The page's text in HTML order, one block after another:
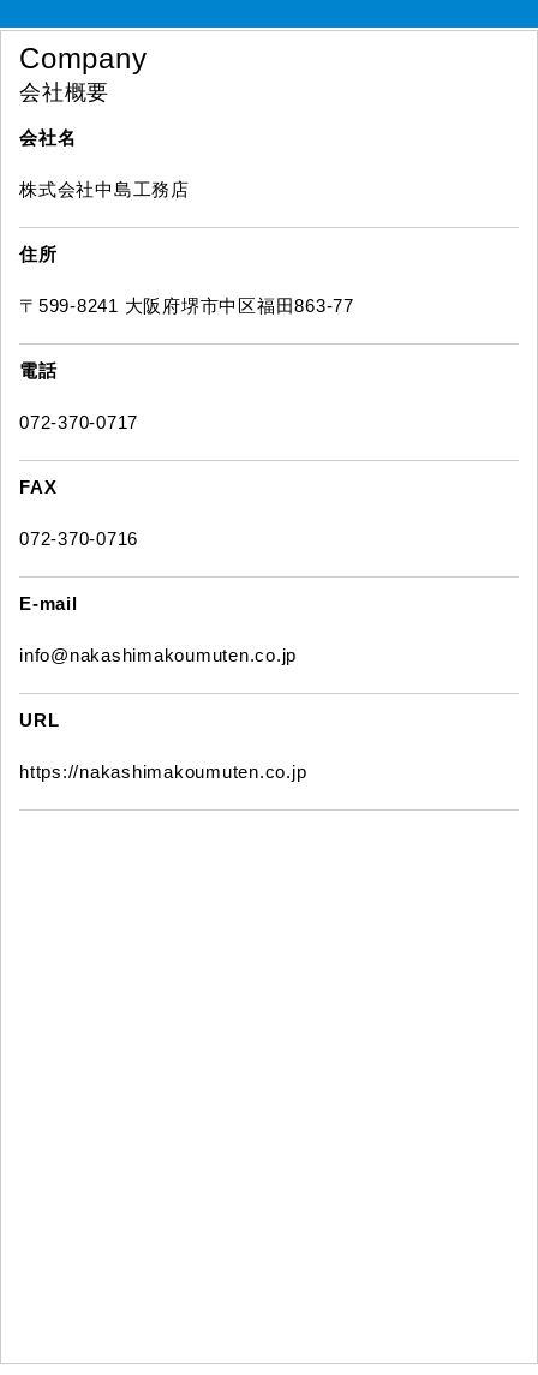
Company
会社概要
会社名
株式会社中島工務店
住所
〒599-8241 大阪府堺市中区福田863-77
電話
072-370-0717
FAX
072-370-0716
E-mail
info@nakashimakoumuten.co.jp
URL
https://nakashimakoumuten.co.jp